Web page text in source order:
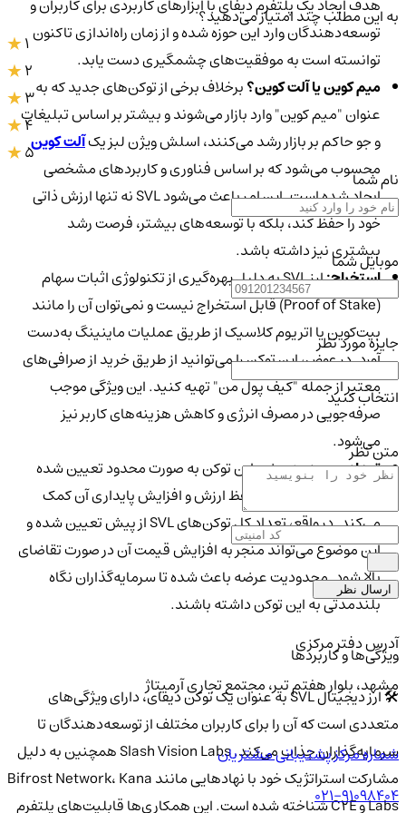
هدف ایجاد یک پلتفرم دیفای با ابزارهای کاربردی برای کاربران و
توسعه‌دهندگان وارد این حوزه شده و از زمان راه‌اندازی تاکنون
توانسته است به موفقیت‌های چشمگیری دست یابد.
میم کوین یا آلت کوین؟برخلاف برخی از توکن‌های جدید که به
عنوان "میم کوین" وارد بازار می‌شوند و بیشتر بر اساس تبلیغات
و جو حاکم بر بازار رشد می‌کنند، اسلش ویژن لبز یکآلت کوین
محسوب می‌شود که بر اساس فناوری و کاربردهای مشخصی
ایجاد شده است. این امر باعث می‌شود SVL نه تنها ارزش ذاتی
خود را حفظ کند، بلکه با توسعه‌های بیشتر، فرصت رشد
بیشتری نیز داشته باشد.
استخراج:
ارز SVL به دلیل بهره‌گیری از تکنولوژی اثبات سهام
(Proof of Stake) قابل استخراج نیست و نمی‌توان آن را مانند
بیت‌کوین یا اتریوم کلاسیک از طریق عملیات ماینینگ به‌دست
آورد. در عوض، این توکن را می‌توانید از طریق خرید از صرافی‌های
معتبر از جمله "کیف پول من" تهیه کنید. این ویژگی موجب
صرفه‌جویی در مصرف انرژی و کاهش هزینه‌های کاربر نیز
می‌شود.
تعداد موجودی:عرضه این توکن به صورت محدود تعیین شده
است که همین امر به حفظ ارزش و افزایش پایداری آن کمک
می‌کند. در واقع، تعداد کل توکن‌های SVL از پیش تعیین شده و
این موضوع می‌تواند منجر به افزایش قیمت آن در صورت تقاضای
بالا شود. محدودیت عرضه باعث شده تا سرمایه‌گذاران نگاه
بلندمدتی به این توکن داشته باشند.
ویژگی‌ها و کاربردها
🛠 ارز دیجیتال SVL به عنوان یک توکن دیفای، دارای ویژگی‌های
متعددی است که آن را برای کاربران مختلف از توسعه‌دهندگان تا
سرمایه‌گذاران جذاب می‌کند. Slash Vision Labs همچنین به دلیل
مشارکت استراتژیک خود با نهادهایی مانند Bifrost Network، Kana
Labs و C2E شناخته شده است. این همکاری‌ها قابلیت‌های پلتفرم
به این مطلب چند امتیاز می‌دهید؟
1
3
4
5
نام شما
موبایل شما
جایزه مورد نظر
انتخاب کنید
متن نظر
ارسال نظر
آدرس دفتر مرکزی
مشهد، بلوار هفتم تیر، مجتمع تجاری آرمیتاژ
شماره مرکز پشتیبانی مشتریان
021-91098404